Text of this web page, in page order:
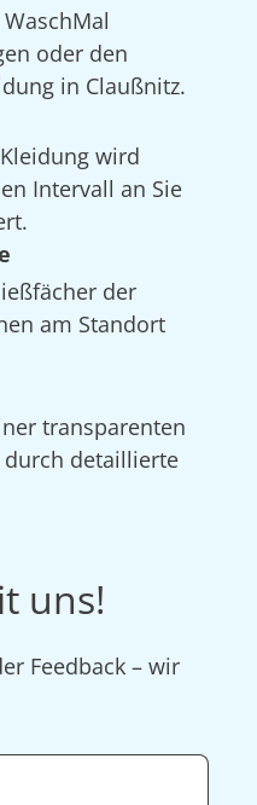
oder den
in Claußnitz.
wird
Intervall an Sie
der
am Standort
transparenten
durch detaillierte
uns!
Feedback – wir